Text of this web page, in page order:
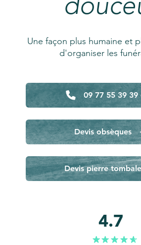
Une façon plus humaine et
d'organiser les
09 77 55 39 39
Devis obsèques
Devis pierre tombale
4.7